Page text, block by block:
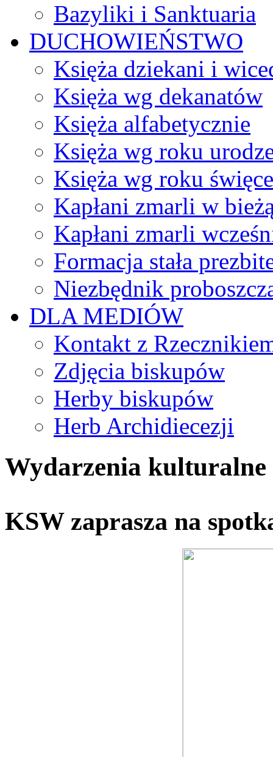
Bazyliki i Sanktuaria
DUCHOWIEŃSTWO
Księża dziekani i
Księża wg dekanatów
Księża alfabetycznie
Księża wg roku
Księża wg roku
Kapłani zmarli w
Kapłani zmarli
Formacja stała
Niezbędnik
DLA MEDIÓW
Kontakt z
Zdjęcia biskupów
Herby biskupów
Herb Archidiecezji
Wydarzenia kulturalne
KSW zaprasza na